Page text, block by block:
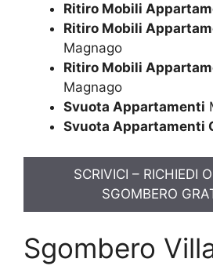
Ritiro Mobili
Ritiro Mobili
Magnago
Ritiro Mobili
Magnago
Svuota Appartamenti
Svuota Appartamenti
SCRIVICI – RICHIEDI
SGOMBERO
Sgombero